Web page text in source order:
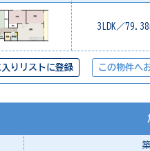
3LDK／
りリストに登録 この物件へ